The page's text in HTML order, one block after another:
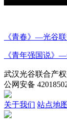
《青春》—光谷
《青年强国说》
武汉光谷联合产
公网安备
关于我们 站点地图